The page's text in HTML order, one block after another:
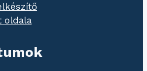
oldala